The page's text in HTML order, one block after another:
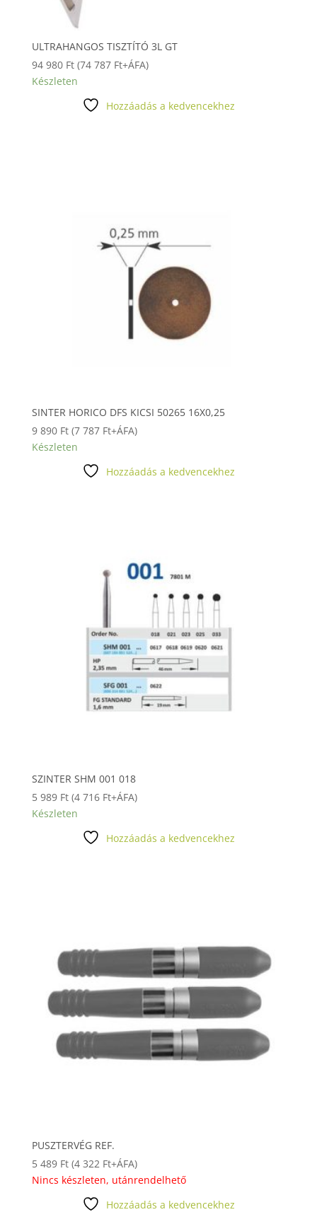
ULTRAHANGOS TISZTÍTÓ 3L GT
94 980 Ft (74 787 Ft+ÁFA)
Készleten
Hozzáadás a kedvencekhez
SINTER HORICO DFS KICSI 50265 16X0,25
9 890 Ft (7 787 Ft+ÁFA)
Készleten
Hozzáadás a kedvencekhez
SZINTER SHM 001 018
5 989 Ft (4 716 Ft+ÁFA)
Készleten
Hozzáadás a kedvencekhez
PUSZTERVÉG REF.
5 489 Ft (4 322 Ft+ÁFA)
Nincs készleten, utánrendelhető
Hozzáadás a kedvencekhez